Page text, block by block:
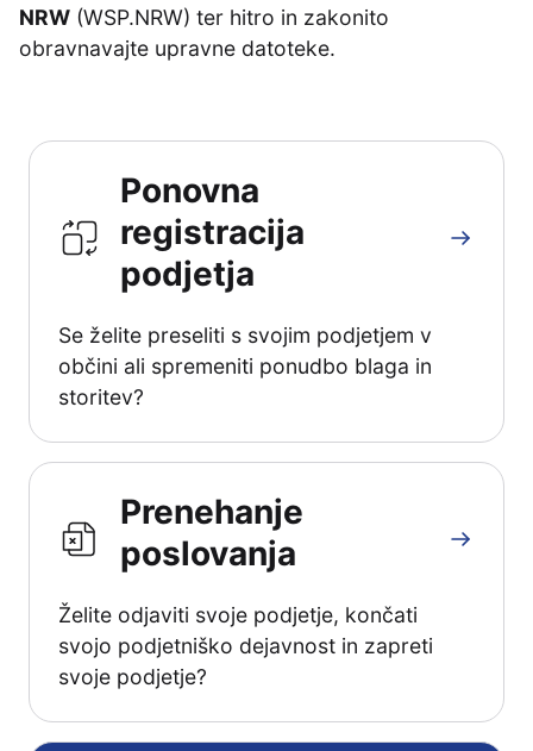
NRW (WSP.NRW) ter hitro in zakonito
obravnavajte upravne datoteke.
Ponovna
registracija
podjetja
Se želite preseliti s svojim podjetjem v
občini ali spremeniti ponudbo blaga in
storitev?
Prenehanje
poslovanja
Želite odjaviti svoje podjetje, končati
svojo podjetniško dejavnost in zapreti
svoje podjetje?